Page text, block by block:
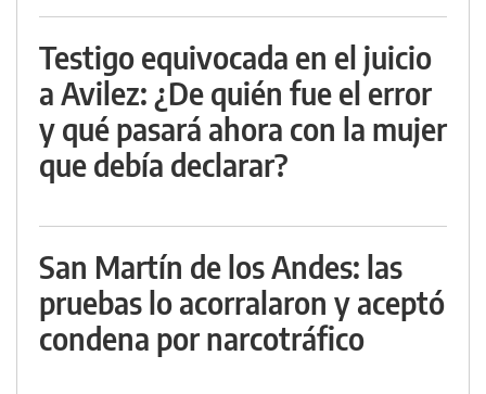
Testigo equivocada en el juicio
a Avilez: ¿De quién fue el error
y qué pasará ahora con la mujer
que debía declarar?
San Martín de los Andes: las
pruebas lo acorralaron y aceptó
condena por narcotráfico